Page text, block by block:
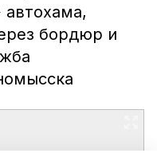
автохама,
бордюр и